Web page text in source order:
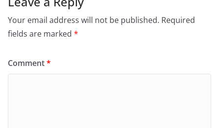
Your email address will not be published. Required
fields are marked *
Comment*